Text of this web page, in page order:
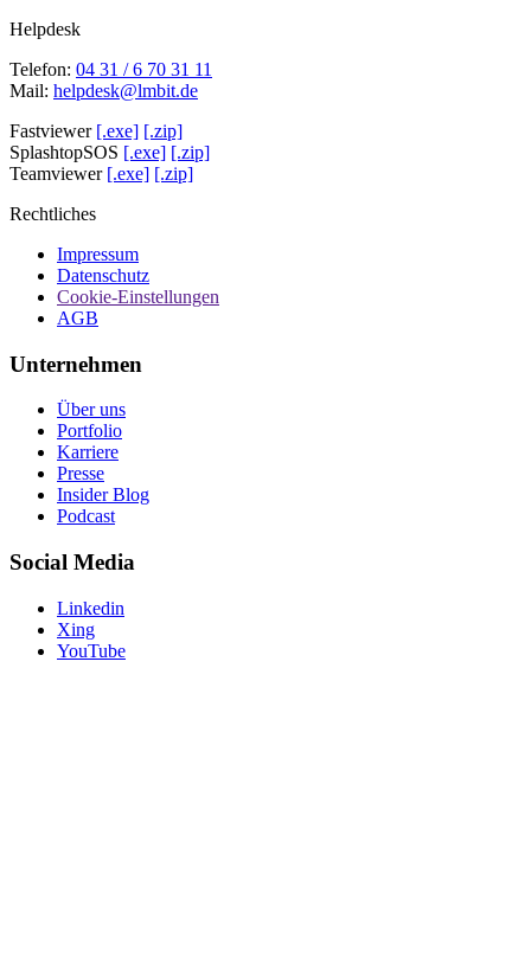
Helpdesk
Telefon: 04 31 / 6 70 31 11
Mail: helpdesk@lmbit.de
Fastviewer [.exe] [.zip]
SplashtopSOS [.exe] [.zip]
Teamviewer [.exe] [.zip]
Rechtliches
Impressum
Datenschutz
Cookie-Einstellungen
AGB
Unternehmen
Über uns
Portfolio
Karriere
Presse
Insider Blog
Podcast
Social Media
Linkedin
Xing
YouTube